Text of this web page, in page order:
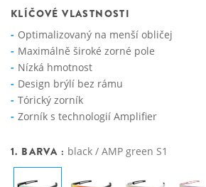
KLÍČOVÉ VLASTNOSTI
Optimalizovaný na menší obličej
Maximálně široké zorné pole
Nízká hmotnost
Design brýlí bez rámu
Tórický zorník
Zorník s technologií Amplifier
1. BARVA : black / AMP green S1